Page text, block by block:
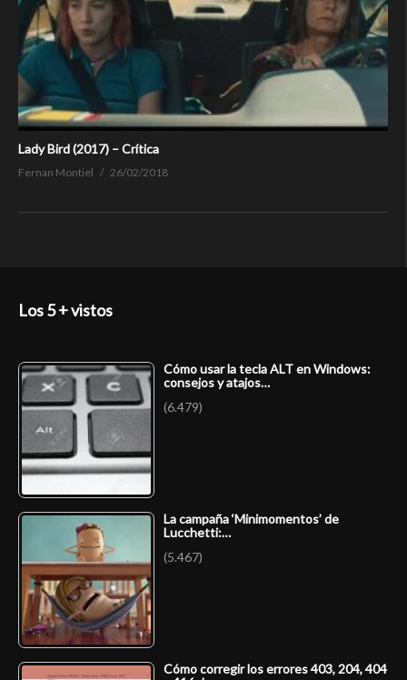
Lady Bird (2017) – Crítica
Fernan Montiel 26/02/2018
Los 5 + vistos
Cómo usar la tecla ALT en Windows:
consejos y atajos…
(6.479)
La campaña ‘Minimomentos’ de
Lucchetti:…
(5.467)
Cómo corregir los errores 403, 204, 404